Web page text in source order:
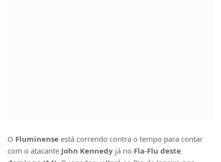
O Fluminense está correndo contra o tempo para contar
com o atacante John Kennedy já no Fla-Flu deste